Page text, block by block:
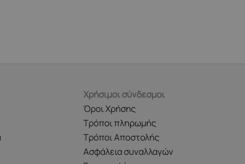
Χρήσιμοι σύνδεσμοι
Όροι Χρήσης
Τρόποι πληρωμής
Τρόποι Αποστολής
Ασφάλεια συναλλαγών